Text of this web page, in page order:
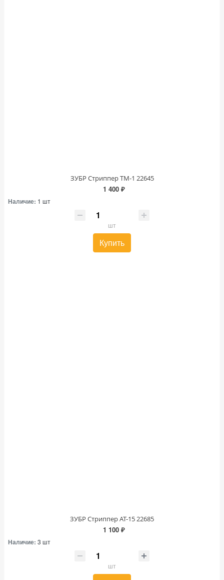
ЗУБР Стриппер ТМ-1 22645
1 400 ₽
Наличие: 1 шт
шт
Купить
ЗУБР Стриппер АТ-15 22685
1 100 ₽
Наличие: 3 шт
шт